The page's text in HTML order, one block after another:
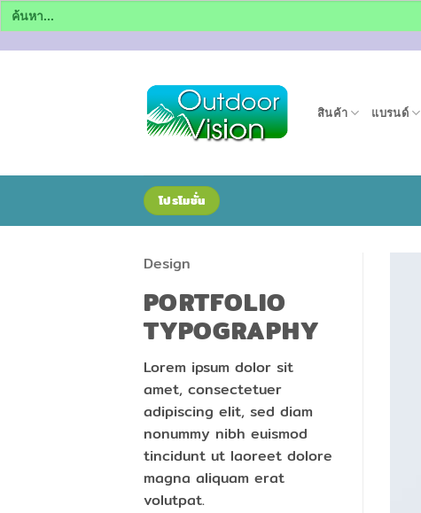
Search
for:
สินค้า แบรนด์
โปรโมชั่น
Design
PORTFOLIO
TYPOGRAPHY
Lorem ipsum dolor sit
amet, consectetuer
adipiscing elit, sed diam
nonummy nibh euismod
tincidunt ut laoreet dolore
magna aliquam erat
volutpat.